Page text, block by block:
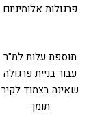
פרגולות אלומיניום
תוספת עלות למ"ר
עבור בניית פרגולה
שאינה בצמוד לקיר
תומך